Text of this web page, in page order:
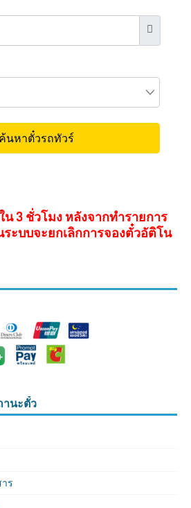
3 ชั่วโมง หลังจากทำรายการ
ระบบจะยกเลิกการจองตั๋วอัติโน
านะตั๋ว
ร